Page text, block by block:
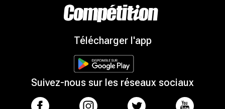
Télécharger l'app
Suivez-nous sur les réseaux sociaux